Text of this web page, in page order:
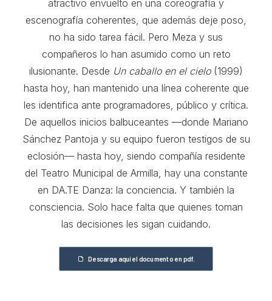
atractivo envuelto en una coreografía y
escenografía coherentes, que además deje poso,
no ha sido tarea fácil. Pero Meza y sus
compañeros lo han asumido como un reto
ilusionante. Desde Un caballo en el cielo(1999)
hasta hoy, han mantenido una línea coherente que
les identifica ante programadores, público y crítica.
De aquellos inicios balbuceantes —donde Mariano
Sánchez Pantoja y su equipo fueron testigos de su
eclosión— hasta hoy, siendo compañía residente
del Teatro Municipal de Armilla, hay una constante
en DA.TE Danza: la conciencia. Y también la
consciencia. Solo hace falta que quienes toman
las decisiones les sigan cuidando.
Descarga aquí el documento en pdf.